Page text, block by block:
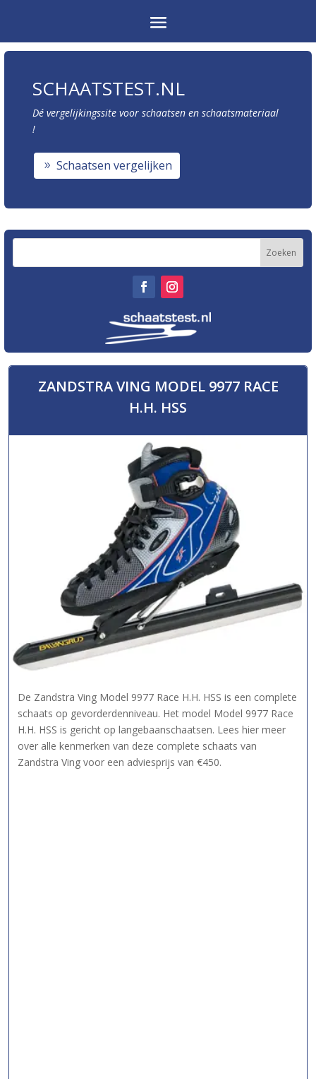
SCHAATSTEST.NL
Dé vergelijkingssite voor schaatsen en schaatsmateriaal
!
Schaatsen vergelijken
ZANDSTRA VING MODEL 9977 RACE
H.H. HSS
De Zandstra Ving Model 9977 Race H.H. HSS is een complete
schaats op gevorderdenniveau. Het model Model 9977 Race
H.H. HSS is gericht op langebaanschaatsen. Lees hier meer
over alle kenmerken van deze complete schaats van
Zandstra Ving voor een adviesprijs van €450.